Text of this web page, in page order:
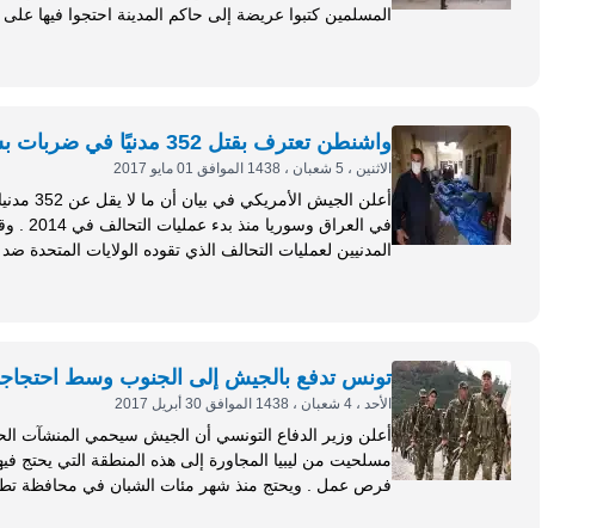
واشنطن تعترف بقتل 352 مدنيًا في ضربات بسوريا والعراق
الاثنين ، 5 شعبان ، 1438 الموافق 01 مايو 2017
أعلن
في
تونس تدفع بالجيش إلى الجنوب وسط
الأحد ، 4 شعبان ، 1438 الموافق 30 أبريل 2017
أعلن وزير الدفاع التونسي أن الجيش سيحمي المنشآت
مسلحيت من ليبيا المجاورة إلى هذه المنطقة التي يحتج